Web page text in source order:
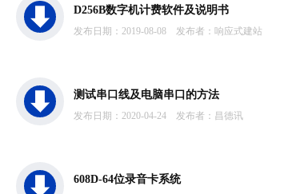
D256B数字机计费软件及说明书
发布日期：2019-08-08 发布者：响应式建站
测试串口线及电脑串口的方法
发布日期：2020-04-24 发布者：昌德讯
608D-64位录音卡系统